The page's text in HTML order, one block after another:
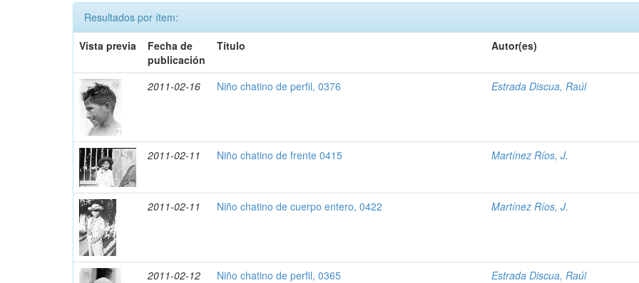
Resultados por ítem:
Vista previa
Fecha de
publicación
Título Autor(es)
2011-02-16 Niño chatino de perfil, 0376 Estrada Discua, Raúl
2011-02-11 Niño chatino de frente 0415 Martínez Ríos, J.
2011-02-11 Niño chatino de cuerpo entero, 0422 Martínez Ríos, J.
2011-02-12 Niño chatino de perfil, 0365 Estrada Discua, Raúl